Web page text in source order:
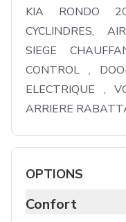
KIA RONDO
CYCLINDRES,
SIEGE
CONTROL ,
ELECTRIQUE ,
ARRIERE
OPTIONS
Confort